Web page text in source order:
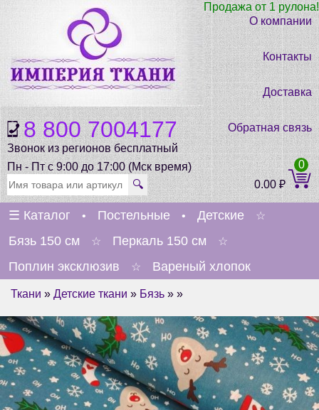
8 800 7004177
Звонок из регионов бесплатный
Пн - Пт с 9:00 до 17:00 (Мск время)
Продажа от 1 рулона!
О компании
Контакты
Доставка
Обратная связь
🔍 0.00₽
0
☰ Каталог • Постельные • Детские ☆
Бязь 150 см ☆ Перкаль 150 см ☆
Поплин эксклюзив ☆ Вареный хлопок
Ткани » Детские ткани » Бязь » »